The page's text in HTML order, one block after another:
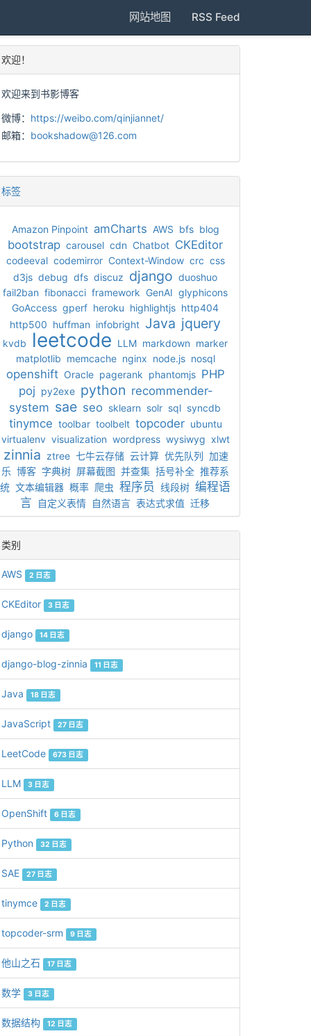
网站地图 RSS Feed
欢迎！
欢迎来到书影博客
微博： https://weibo.com/qinjiannet/
邮箱： bookshadow@126.com
标签
Amazon Pinpoint amCharts AWS bfs blog
bootstrap carousel cdn Chatbot CKEditor
codeeval codemirror Context-Window crc css
d3js debug dfs discuz django duoshuo
fail2ban fibonacci framework GenAI glyphicons
GoAccess gperf heroku highlightjs http404
http500 huffman infobright Java jquery
kvdb leetcode LLM markdown marker
matplotlib memcache nginx node.js nosql
openshift Oracle pagerank phantomjs PHP
poj py2exe python recommender-
system sae seo sklearn solr sql syncdb
tinymce toolbar toolbelt topcoder ubuntu
virtualenv visualization wordpress wysiwyg xlwt
zinnia ztree 七牛云存储 云计算 优先队列 加速
乐 博客 字典树 屏幕截图 并查集 括号补全 推荐系
统 文本编辑器 概率 爬虫 程序员 线段树 编程语
言
自定义表情 自然语言 表达式求值 迁移
类别
AWS 2 日志
CKEditor 3 日志
django 14 日志
django-blog-zinnia 11 日志
Java 18 日志
JavaScript 27 日志
LeetCode 673 日志
LLM 3 日志
OpenShift 6 日志
Python 32 日志
SAE 27 日志
tinymce 2 日志
topcoder-srm 9 日志
他山之石 17 日志
数学 3 日志
数据结构 12 日志